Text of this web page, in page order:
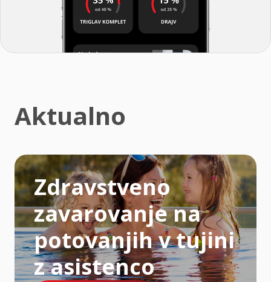
Aktualno
Zdravstveno
zavarovanje na
potovanjih v tujini
z asistenco